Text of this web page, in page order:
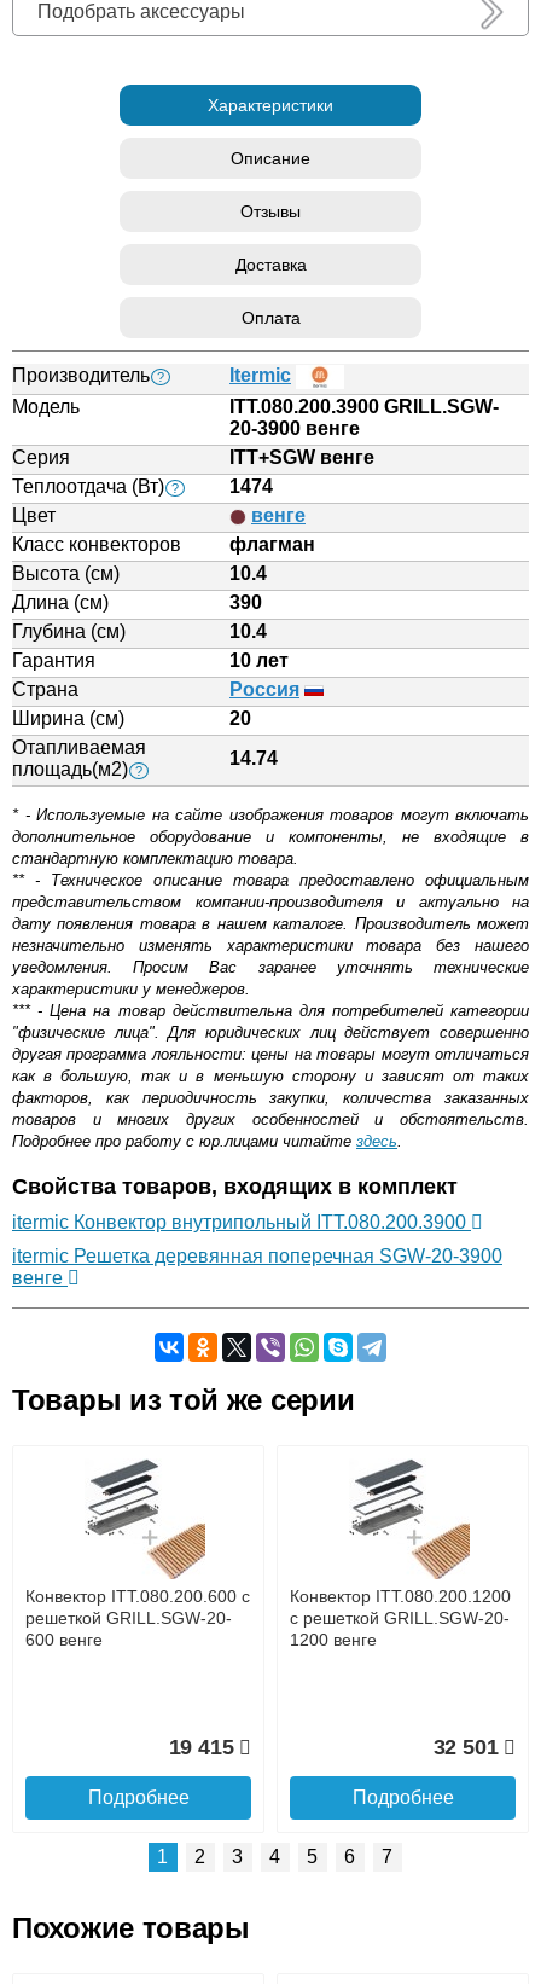
Подобрать аксессуары
Характеристики
Описание
Отзывы
Доставка
Оплата
Производитель ?
Itermic
Модель
ITT.080.200.3900 GRILL.SGW-
20-3900 венге
Серия
ITT+SGW венге
Теплоотдача (Вт) ?
1474
Цвет
венге
Класс конвекторов
флагман
Высота (см)
10.4
Длина (см)
390
Глубина (см)
10.4
Гарантия
10 лет
Страна
Россия
Ширина (см)
20
Отапливаемая
площадь(м2) ?
14.74
* - Используемые на сайте изображения товаров могут включать
дополнительное оборудование и компоненты, не входящие в
стандартную комплектацию товара.
** - Техническое описание товара предоставлено официальным
представительством компании-производителя и актуально на
дату появления товара в нашем каталоге. Производитель может
незначительно изменять характеристики товара без нашего
уведомления. Просим Вас заранее уточнять технические
характеристики у менеджеров.
*** - Цена на товар действительна для потребителей категории
"физические лица". Для юридических лиц действует совершенно
другая программа лояльности: цены на товары могут отличаться
как в большую, так и в меньшую сторону и зависят от таких
факторов, как периодичность закупки, количества заказанных
товаров и многих других особенностей и обстоятельств.
Подробнее про работу с юр.лицами читайте здесь.
Свойства товаров, входящих в комплект
itermic Конвектор внутрипольный ITT.080.200.3900
itermic Решетка деревянная поперечная SGW-20-3900
венге
Оставьте отзыв
Доставка сантехники по Москве и Московской области
Наличный расчёт
Банковской картой на сайте в режиме реального
времени
Банковской картой при получении товара как при
доставке, так и самовывозом
Интернет-деньгами (Yandex-деньги, Web-money,
Qiwi-кошельки и другие).
Безналичный расчёт (возможно и с НДС)
Товары из той же серии
Конвектор ITT.080.200.600 с
решеткой GRILL.SGW-20-
600 венге
19 415
Подробнее
Конвектор ITT.080.200.1200
с решеткой GRILL.SGW-20-
1200 венге
32 501
Подробнее
1 2 3 4 5 6 7
Похожие товары